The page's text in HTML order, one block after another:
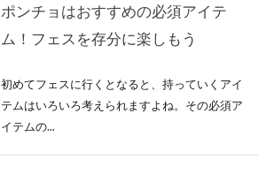
ポンチョはおすすめの必須アイテ
ム！フェスを存分に楽しもう
初めてフェスに行くとなると、持っていくアイ
テムはいろいろ考えられますよね。その必須ア
イテムの...